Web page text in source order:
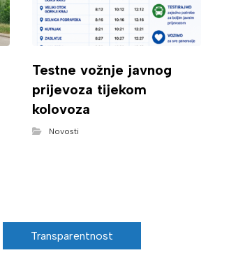
Testne vožnje javnog
prijevoza tijekom
kolovoza
Novosti
Transparentnost